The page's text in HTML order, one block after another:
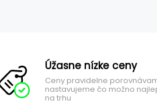
Úžasne nízke ceny
Ceny pravidelne
nastavujeme čo možno
na trhu